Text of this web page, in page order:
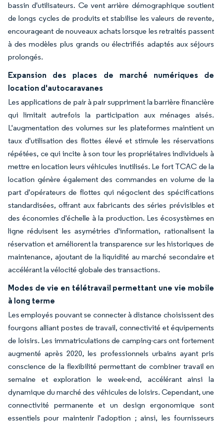
bassin d'utilisateurs. Ce vent arrière démographique soutient
de longs cycles de produits et stabilise les valeurs de revente,
encourageant de nouveaux achats lorsque les retraités passent
à des modèles plus grands ou électrifiés adaptés aux séjours
prolongés.
Expansion des places de marché numériques de
location d'autocaravanes
Les applications de pair à pair suppriment la barrière financière
qui limitait autrefois la participation aux ménages aisés.
L'augmentation des volumes sur les plateformes maintient un
taux d'utilisation des flottes élevé et stimule les réservations
répétées, ce qui incite à son tour les propriétaires individuels à
mettre en location leurs véhicules inutilisés. Le fort TCAC de la
location génère également des commandes en volume de la
part d'opérateurs de flottes qui négocient des spécifications
standardisées, offrant aux fabricants des séries prévisibles et
des économies d'échelle à la production. Les écosystèmes en
ligne réduisent les asymétries d'information, rationalisent la
réservation et améliorent la transparence sur les historiques de
maintenance, ajoutant de la liquidité au marché secondaire et
accélérant la vélocité globale des transactions.
Modes de vie en télétravail permettant une vie mobile
à long terme
Les employés pouvant se connecter à distance choisissent des
fourgons alliant postes de travail, connectivité et équipements
de loisirs. Les immatriculations de camping-cars ont fortement
augmenté après 2020, les professionnels urbains ayant pris
conscience de la flexibilité permettant de combiner travail en
semaine et exploration le week-end, accélérant ainsi la
dynamique du marché des véhicules de loisirs. Cependant, une
connectivité permanente et un design ergonomique sont
essentiels pour maintenir l'adoption ; ainsi, les fournisseurs